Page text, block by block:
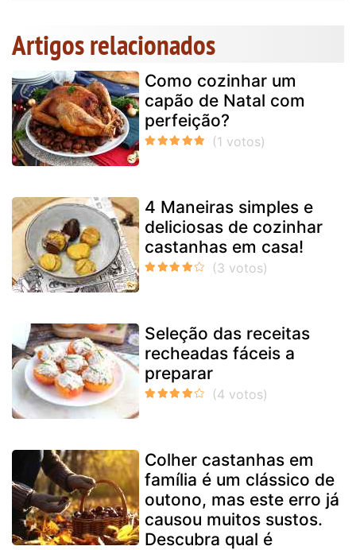
Artigos relacionados
Como cozinhar um
capão de Natal com
perfeição?
4 Maneiras simples e
deliciosas de cozinhar
castanhas em casa!
Seleção das receitas
recheadas fáceis a
preparar
Colher castanhas em
família é um clássico de
outono, mas este erro já
causou muitos sustos.
Descubra qual é